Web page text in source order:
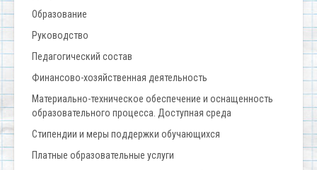
Образование
Руководство
Педагогический состав
Финансово-хозяйственная деятельность
Материально-техническое обеспечение и оснащенность
образовательного процесса. Доступная среда
Стипендии и меры поддержки обучающихся
Платные образовательные услуги